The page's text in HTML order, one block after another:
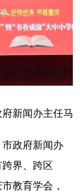
新闻办主任马
政府新闻办
界、跨区
教育学会，